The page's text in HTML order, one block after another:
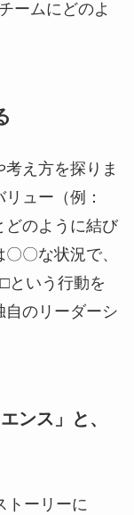
ームにどのよ
え方を探りま
ュー（例：
どのように結び
〇な状況で、
いう行動を
自のリーダーシ
ンス」と、
トーリーに